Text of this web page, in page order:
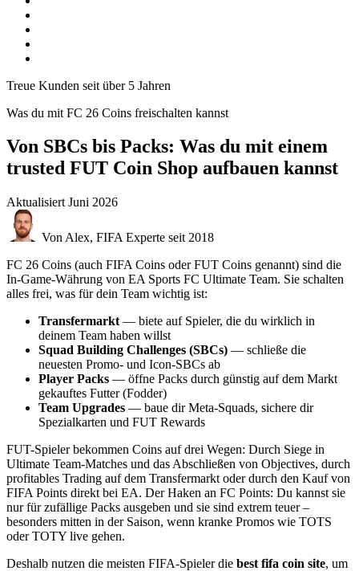
Treue Kunden seit über 5 Jahren
Was du mit FC 26 Coins freischalten kannst
Von SBCs bis Packs: Was du mit einem
trusted FUT Coin Shop aufbauen kannst
Aktualisiert Juni 2026
Von Alex, FIFA Experte seit 2018
FC 26 Coins (auch FIFA Coins oder FUT Coins genannt) sind die
In-Game-Währung von EA Sports FC Ultimate Team. Sie schalten
alles frei, was für dein Team wichtig ist:
Transfermarkt — biete auf Spieler, die du wirklich in
deinem Team haben willst
Squad Building Challenges (SBCs) — schließe die
neuesten Promo- und Icon-SBCs ab
Player Packs — öffne Packs durch günstig auf dem Markt
gekauftes Futter (Fodder)
Team Upgrades — baue dir Meta-Squads, sichere dir
Spezialkarten und FUT Rewards
FUT-Spieler bekommen Coins auf drei Wegen: Durch Siege in
Ultimate Team-Matches und das Abschließen von Objectives, durch
profitables Trading auf dem Transfermarkt oder durch den Kauf von
FIFA Points direkt bei EA. Der Haken an FC Points: Du kannst sie
nur für zufällige Packs ausgeben und sie sind extrem teuer –
besonders mitten in der Saison, wenn kranke Promos wie TOTS
oder TOTY live gehen.
Deshalb nutzen die meisten FIFA-Spieler die best fifa coin site, um